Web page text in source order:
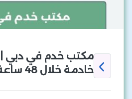
مكتب خدم في دبي |
خادمة خلال 48 ساعة